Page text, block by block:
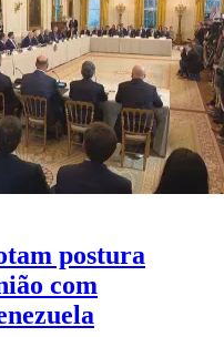
postura
com